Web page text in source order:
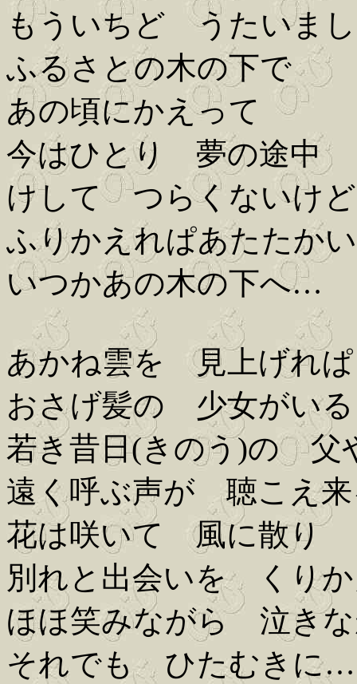
もういちど うたいま
ふるさとの木の下で
あの頃にかえって
今はひとり 夢の途中
けして つらくないけど
ふりかえれぱあたたかい
いつかあの木の下へ…
あかね雲を 見上げれぱ
おさげ髪の 少女がいる
若き昔日(きのう)の 父
遠く呼ぶ声が 聴こえ
花は咲いて 風に散り
別れと出会いを くり
ほほ笑みながら 泣き
それでも ひたむきに…